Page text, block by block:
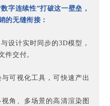
字连续性”打破这一壁垒，
的无缝衔接：
设计实时同步的3D模型，
件交付。
可视化工具，可快速产出
视角、多场景的高清渲染图